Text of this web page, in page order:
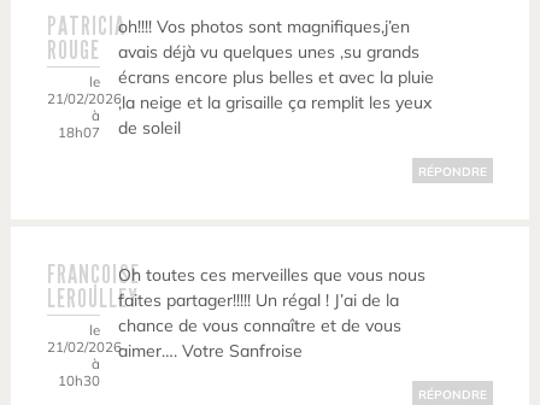
PATRICIA
ROUGE
le
21/02/2026
à
18h07
oh!!!! Vos photos sont magnifiques,j’en
avais déjà vu quelques unes ,su grands
écrans encore plus belles et avec la pluie
,la neige et la grisaille ça remplit les yeux
de soleil
RÉPONDRE
FRANÇOISE
LEROULLEY
le
21/02/2026
à
10h30
Oh toutes ces merveilles que vous nous
faites partager!!!!! Un régal ! J’ai de la
chance de vous connaître et de vous
aimer…. Votre Sanfroise
RÉPONDRE